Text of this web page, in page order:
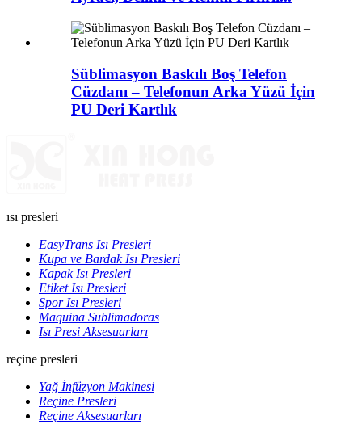
Süblimasyon Baskılı Boş Telefon
Cüzdanı – Telefonun Arka Yüzü İçin
PU Deri Kartlık
ısı presleri
EasyTrans Isı Presleri
Kupa ve Bardak Isı Presleri
Kapak Isı Presleri
Etiket Isı Presleri
Spor Isı Presleri
Maquina Sublimadoras
Isı Presi Aksesuarları
reçine presleri
Yağ İnfüzyon Makinesi
Reçine Presleri
Reçine Aksesuarları